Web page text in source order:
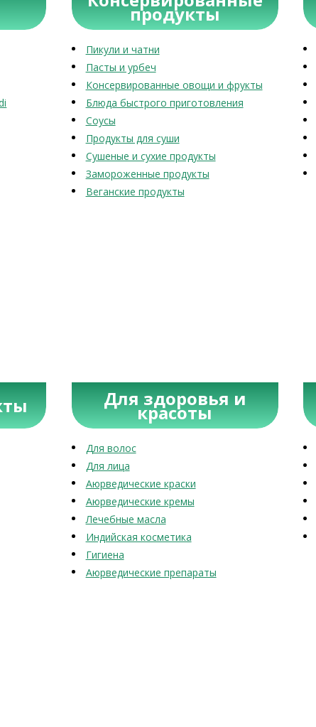
продукты
Пикули и чатни
Пасты и урбеч
Консервированные овощи и фрукты
Блюда быстрого приготовления
Соусы
Продукты для суши
Сушеные и сухие продукты
Замороженные продукты
Веганские продукты
Для здоровья и
красоты
Для волос
Для лица
Аюрведические краски
Аюрведические кремы
Лечебные масла
Индийская косметика
Гигиена
Аюрведические препараты